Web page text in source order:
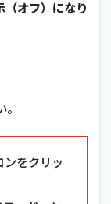
（オフ）になり
をクリッ